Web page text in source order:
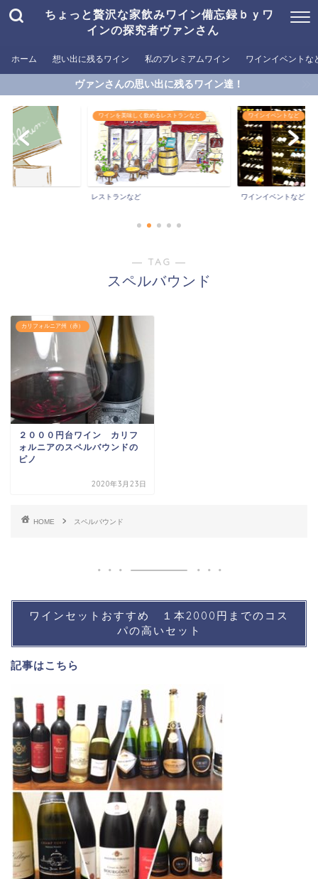
ちょっと贅沢な家飲みワイン備忘録ｂｙワ
インの探究者ヴァンさん
ホーム 想い出に残るワイン 私のプレミアムワイン ワインイベントな
ヴァンさんの思い出に残るワイン達！
ワインを美味しく飲めるレストランなど
レストランなど
ワインイベントなど
ワインイベントなど
― TAG ―
スペルバウンド
カリフォルニア州（赤）
２０００円台ワイン カリフ
ォルニアのスペルバウンドの
ピノ
2020年3月23日
HOME スペルバウンド
ワインセットおすすめ １本2000円までのコス
パの高いセット
記事はこちら